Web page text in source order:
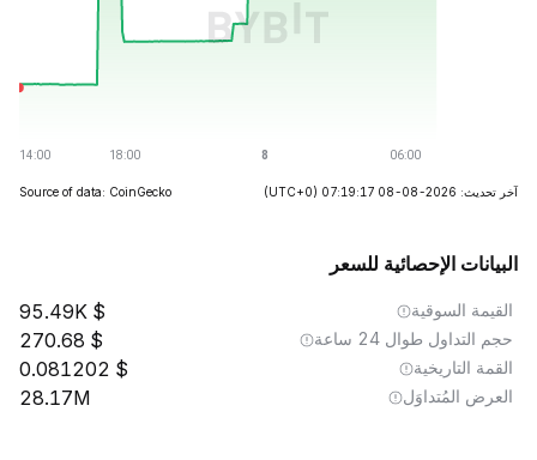
آخر تحديث: 2026-08-08 07:19:17 (UTC+0)
Source of data: CoinGecko
البيانات الإحصائية للسعر
القيمة السوقية 95.49K
حجم التداول طوال 24 ساعة 270.68
القمة التاريخية 0.081202
العرض المُتداوَل 28.17M